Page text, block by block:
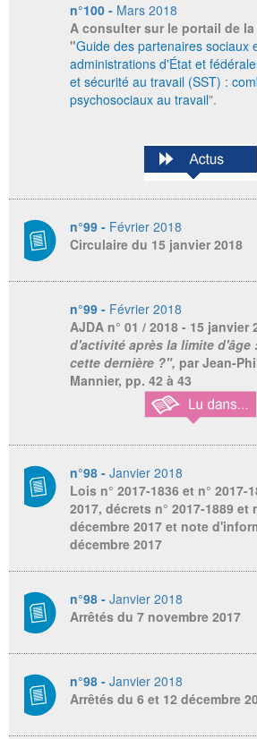
n°100 - Mars 2018
A consulter sur le portail de
"Guide des partenaires sociaux
administrations d'État et
et sécurité au travail (SST) :
psychosociaux au travail".
n°99 - Février 2018
Circulaire du 15 janvier 2018
n°99 - Février 2018
AJDA n° 01 / 2018 - 15 janvier
d'activité après la limite d'âge
cette dernière ?", par Jean-
Mannier, pp. 42 à 43
n°98 - Janvier 2018
Lois n° 2017-1836 et n° 2017-
2017, décrets n° 2017-1889 et
décembre 2017 et note
décembre 2017
n°98 - Janvier 2018
Arrêtés du 7 novembre 2017
n°98 - Janvier 2018
Arrêtés du 6 et 12 décembre